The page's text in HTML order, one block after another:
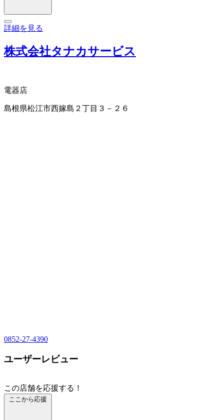
詳細を見る
株式会社タナカサービス
電器店
島根県松江市西嫁島２丁目３－２６
0852-27-4390
ユーザーレビュー
この店舗を応援する！
ここから応援